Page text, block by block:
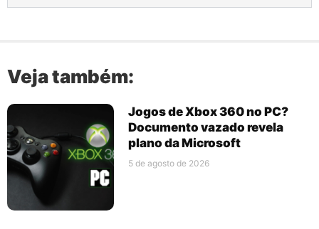
Veja também:
Jogos de Xbox 360 no PC?
Documento vazado revela
plano da Microsoft
5 de agosto de 2026